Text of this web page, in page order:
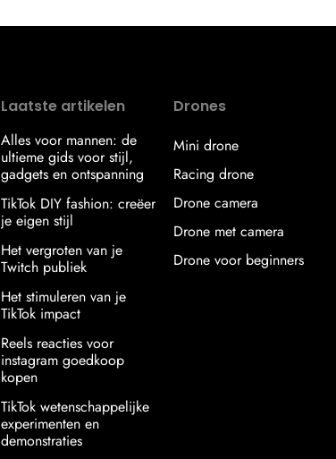
Laatste artikelen
Alles voor mannen: de
ultieme gids voor stijl,
gadgets en ontspanning
TikTok DIY fashion: creëer
je eigen stijl
Het vergroten van je
Twitch publiek
Het stimuleren van je
TikTok impact
Reels reacties voor
instagram goedkoop
kopen
TikTok wetenschappelijke
experimenten en
demonstraties
Drones
Mini drone
Racing drone
Drone camera
Drone met camera
Drone voor beginners